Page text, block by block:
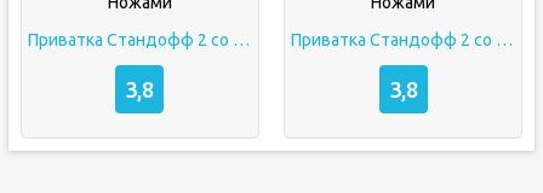
Приватка Стандофф 2 со Всеми Скинами и Ножами
3,8
Приватка Стандофф 2 со Всеми Скинами и Ножами
3,8